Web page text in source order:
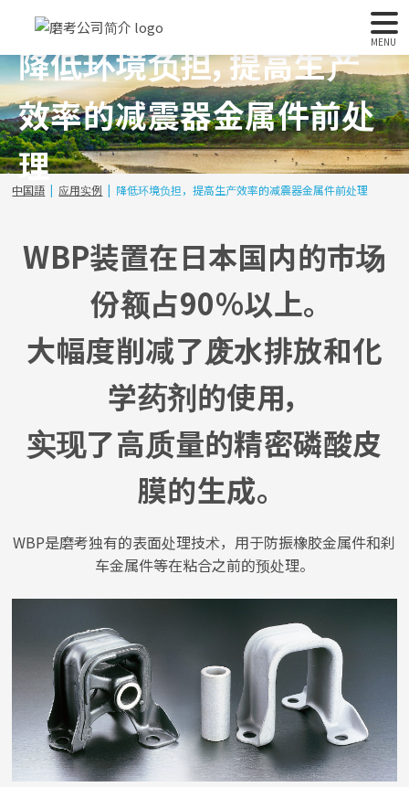
MENU
降低环境负担，提高生产
效率的减震器金属件前处
理
中国語 应用实例 降低环境负担，提高生产效率的减震器金属件前处理
WBP装置在日本国内的市场
份额占90%以上。
大幅度削减了废水排放和化
学药剂的使用，
实现了高质量的精密磷酸皮
膜的生成。
WBP是磨考独有的表面处理技术，用于防振橡胶金属件和刹
车金属件等在粘合之前的预处理。